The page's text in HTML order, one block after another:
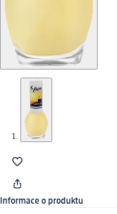
Informace o produktu